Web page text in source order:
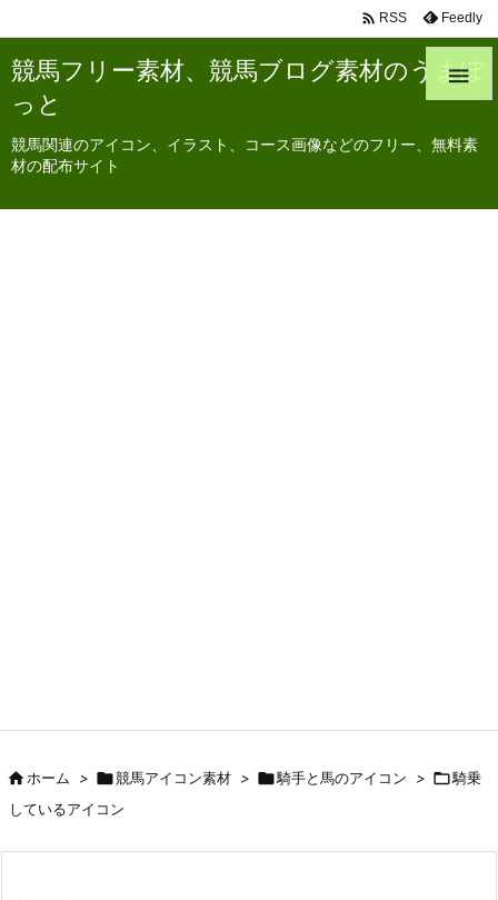
競馬フリー素材、競馬ブログ素材のうまぽ
っと
競馬関連のアイコン、イラスト、コース画像などのフリー、無料素
材の配布サイト

 RSS Feedly
ホーム > 競馬アイコン素材 > 騎手と馬のアイコン > 騎乗
しているアイコン